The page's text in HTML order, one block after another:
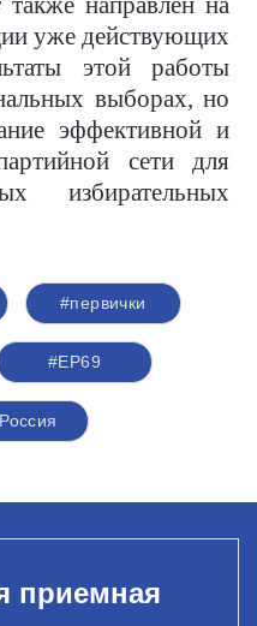
уже действующих
этой работы
выборах, но
эффективной и
сети для
избирательных
#первички
#ЕР69
приемная